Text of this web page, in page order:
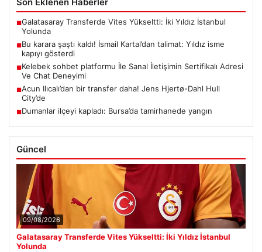
■Galatasaray Transferde Vites Yükseltti: İki Yıldız İstanbul
Yolunda
■Bu karara şaştı kaldı! İsmail Kartal’dan talimat: Yıldız isme
kapıyı gösterdi
■Kelebek sohbet platformu İle Sanal İletişimin Sertifikalı Adresi
Ve Chat Deneyimi
■Acun Ilıcalı’dan bir transfer daha! Jens Hjertø-Dahl Hull
City’de
■Dumanlar ilçeyi kapladı: Bursa’da tamirhanede yangın
Güncel
09/08/2026
Galatasaray Transferde Vites Yükseltti: İki Yıldız İstanbul
Yolunda